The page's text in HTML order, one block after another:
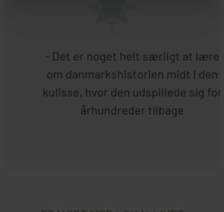
- Det er noget helt særligt at lære
om danmarkshistorien midt i den
kulisse, hvor den udspillede sig for
århundreder tilbage